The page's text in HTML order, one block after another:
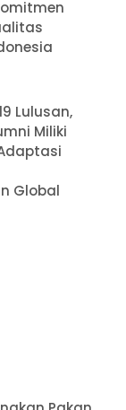
Lulusan,
Miliki
Global